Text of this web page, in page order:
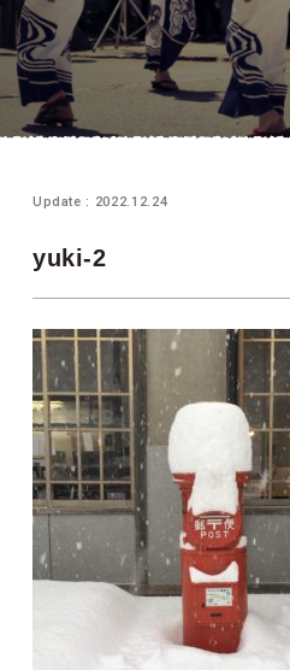
Update : 2022.12.24
yuki-2